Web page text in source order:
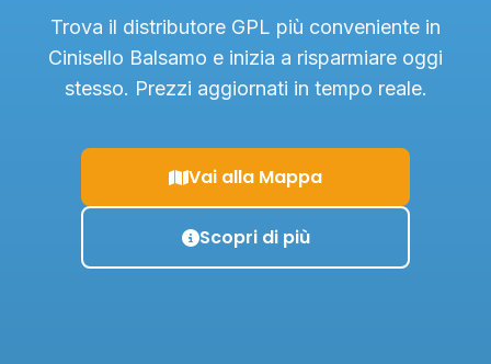
Trova il distributore GPL più conveniente in
Cinisello Balsamo e inizia a risparmiare oggi
stesso. Prezzi aggiornati in tempo reale.
Vai alla Mappa
Scopri di più